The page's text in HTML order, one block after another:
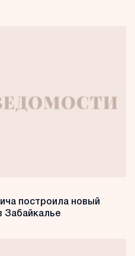
построила новый
Забайкалье